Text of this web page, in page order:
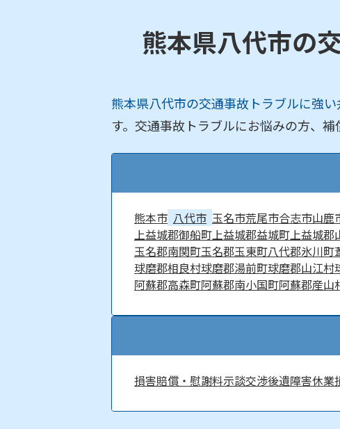
熊本県八代市の
熊本県八代市の交通事故トラブルに強い
す。交通事故トラブルにお悩みの方、
熊本市 八代市 玉名市荒尾市合志市山鹿
上益城郡御船町上益城郡益城町上益城郡
玉名郡南関町玉名郡玉東町八代郡氷川町
球磨郡相良村球磨郡湯前町球磨郡山江村
阿蘇郡高森町阿蘇郡南小国町阿蘇郡産山
損害賠償・慰謝料示談交渉後遺障害休業